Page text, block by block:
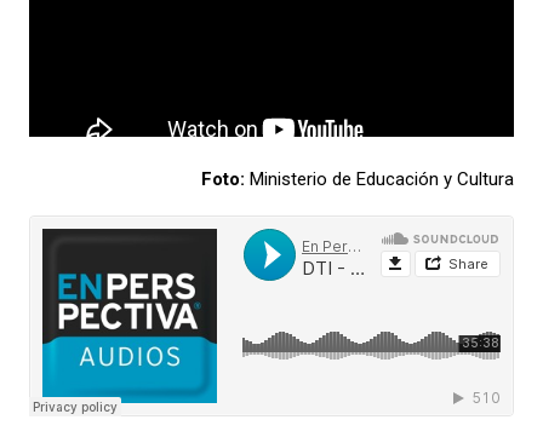
Foto: Ministerio de Educación y Cultura